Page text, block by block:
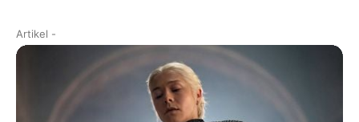
Artikel -